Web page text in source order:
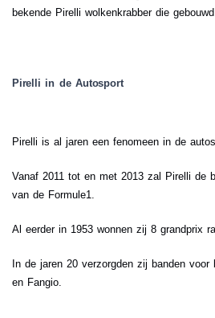
bekende Pirelli wolkenkrabber die
Pirelli in de Autosport
Pirelli is al jaren een fenomeen in de
Vanaf 2011 tot en met 2013 zal Pirelli de
van de Formule1.
Al eerder in 1953 wonnen zij 8 grandprix
In de jaren 20 verzorgden zij banden
en Fangio.